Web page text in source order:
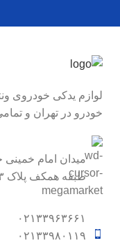
لوازم یدکی خودروی
خودرو در تهران و
میدان امام خمینی
طبقه همکف پلاک ۳۱۳
۰۲۱۳۳۹۶۳۶۶۱
۰۲۱۳۳۹۸۰۱۱۹